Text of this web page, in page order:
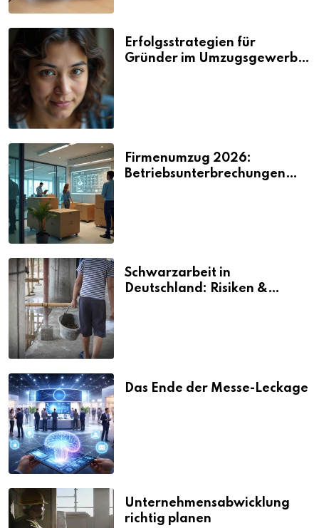
Erfolgsstrategien für
Gründer im Umzugsgewerbe
Firmenumzug 2026:
Betriebsunterbrechungen
Schwarzarbeit in
Deutschland: Risiken &
Das Ende der Messe-Leckage
Unternehmensabwicklung
richtig planen